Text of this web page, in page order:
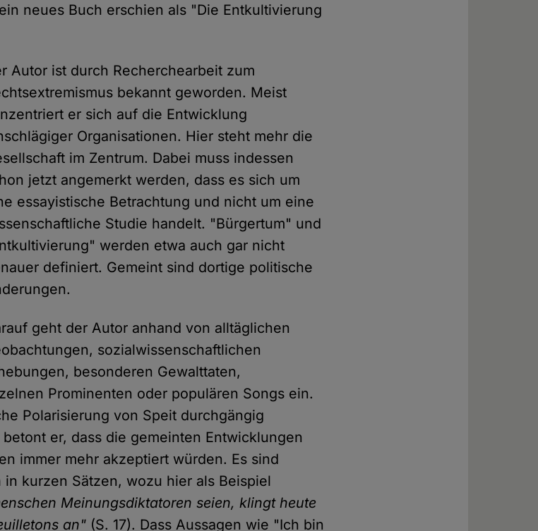
neues Buch erschien als "Die Entkultivierung
Autor ist durch Recherchearbeit zum
bekannt geworden. Meist
er sich auf die Entwicklung
Organisationen. Hier steht mehr die
im Zentrum. Dabei muss indessen
jetzt angemerkt werden, dass es sich um
essayistische Betrachtung und nicht um eine
Studie handelt. "Bürgertum" und
werden etwa auch gar nicht
definiert. Gemeint sind dortige politische
geht der Autor anhand von alltäglichen
sozialwissenschaftlichen
besonderen Gewalttaten,
Prominenten oder populären Songs ein.
Polarisierung von Speit durchgängig
er, dass die gemeinten Entwicklungen
immer mehr akzeptiert würden. Es sind
kurzen Sätzen, wozu hier als Beispiel
Meinungsdiktatoren seien, klingt heute
an" (S. 17). Dass Aussagen wie "Ich bin